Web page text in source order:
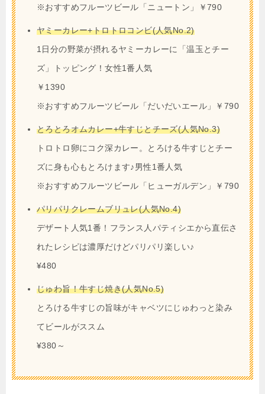
※おすすめフルーツビール「ニュートン」￥790
ヤミーカレー+トロトロコンビ(人気No.2)
1日分の野菜が摂れるヤミーカレーに「温玉とチー
ズ」トッピング！女性1番人気
￥1390
※おすすめフルーツビール「だいだいエール」￥790
とろとろオムカレー+牛すじとチーズ(人気No.3)
トロトロ卵にコク深カレー。とろける牛すじとチー
ズに身も心もとろけます♪男性1番人気
※おすすめフルーツビール「ヒューガルデン」￥790
パリパリクレームブリュレ(人気No.4)
デザート人気1番！フランス人パティシエから直伝さ
れたレシピは濃厚だけどパリパリ楽しい♪
¥480
じゅわ旨！牛すじ焼き(人気No.5)
とろける牛すじの旨味がキャベツにじゅわっと染み
てビールがススム
¥380～